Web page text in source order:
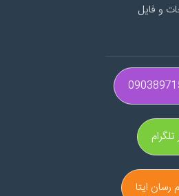
و فایل
ایتا